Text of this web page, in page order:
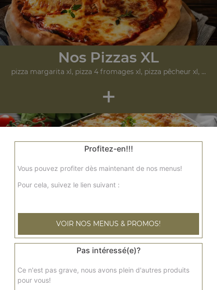
Nos Pizzas XL
pizza margarita xl, pizza 4 fromages xl, pizza pêcheur xl, ...
+
gratin savoyard, gratin normand, gratin maroilles
+
Profitez-en!!!
Vous pouvez profiter dès maintenant de nos menus!
Pour cela, suivez le lien suivant :
VOIR NOS MENUS & PROMOS!
Pas intéressé(e)?
Ce n'est pas grave, nous avons plein d'autres produits
pour vous!